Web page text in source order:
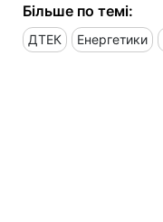
Більше по темі:
ДТЕК Енергетики